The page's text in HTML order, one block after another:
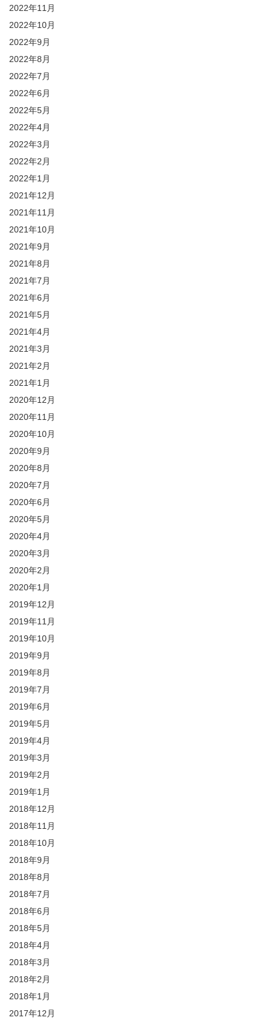
2022年11月
2022年10月
2022年9月
2022年8月
2022年7月
2022年6月
2022年5月
2022年4月
2022年3月
2022年2月
2022年1月
2021年12月
2021年11月
2021年10月
2021年9月
2021年8月
2021年7月
2021年6月
2021年5月
2021年4月
2021年3月
2021年2月
2021年1月
2020年12月
2020年11月
2020年10月
2020年9月
2020年8月
2020年7月
2020年6月
2020年5月
2020年4月
2020年3月
2020年2月
2020年1月
2019年12月
2019年11月
2019年10月
2019年9月
2019年8月
2019年7月
2019年6月
2019年5月
2019年4月
2019年3月
2019年2月
2019年1月
2018年12月
2018年11月
2018年10月
2018年9月
2018年8月
2018年7月
2018年6月
2018年5月
2018年4月
2018年3月
2018年2月
2018年1月
2017年12月